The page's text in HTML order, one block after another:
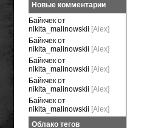
Новые комментарии
Байкчек от
nikita_malinowskii [Alex]
Байкчек от
nikita_malinowskii [Alex]
Байкчек от
nikita_malinowskii [Alex]
Байкчек от
nikita_malinowskii [Alex]
Байкчек от
nikita_malinowskii [Alex]
Облако тегов